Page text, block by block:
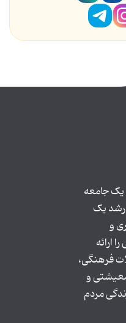
یک جامعه
رشد یک
و
ارائه
فرهنگی،
و
مردم